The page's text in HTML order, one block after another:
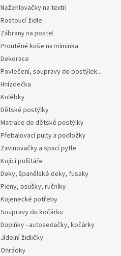
Nažehlovačky na textil
Rostoucí židle
Zábrany na postel
Proutěné koše na miminka
Dekorace
Povlečení, soupravy do postýlek...
Hnízdečka
Kolébky
Dětské postýlky
Matrace do dětské postýlky
Přebalovací pulty a podložky
Zavinovačky a spací pytle
Kojící polštáře
Deky, španělské deky, fusaky
Pleny, osušky, ručníky
Kojenecké potřeby
Soupravy do kočárku
Doplňky - autosedačky, kočárky
Jídelní židličky
Ohrádky